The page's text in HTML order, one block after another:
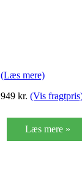
(Læs mere)
949 kr. (Vis
Læs mere »